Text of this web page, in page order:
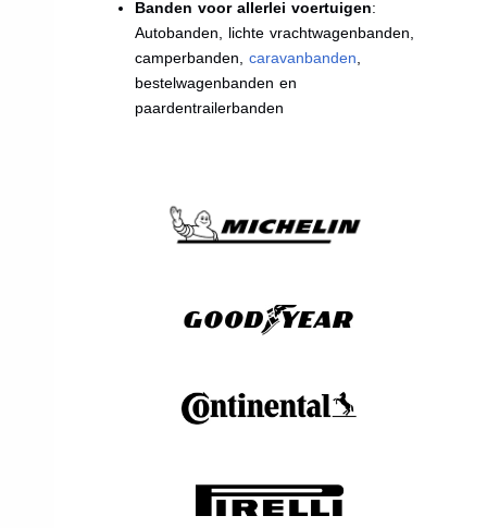
Banden voor allerlei voertuigen:
Autobanden, lichte vrachtwagenbanden,
camperbanden, caravanbanden,
bestelwagenbanden en
paardentrailerbanden